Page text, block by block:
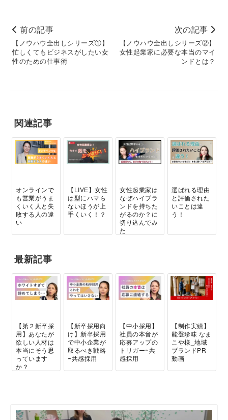
前の記事
【ノウハウ全出しシリーズ①】
忙しくてもビジネスがしたい女
性のための仕事術
次の記事
【ノウハウ全出しシリーズ②】
女性起業家に必要な本当のマイ
ンドとは？
関連記事
オンラインで
も営業がうま
くいく人と失
敗する人の違
い
【LIVE】女性
は型にハマら
ないほうが上
手くいく！？
女性起業家は
なぜハイブラ
ンドを持ちた
がるのか？に
切り込んでみ
た
選ばれる理由
と評価された
いことは違
う！
最新記事
【第２新卒採
用】あなたが
欲しい人材は
本当にそう思
っています
か？
【新卒採用向
け】新卒採用
で中小企業が
取るべき戦略
~共感採用
【中小採用】
社員の本音が
応募アップの
トリガー~共
感採用
【制作実績】
能登珍味 なま
こや様_地域
ブランドPR
動画